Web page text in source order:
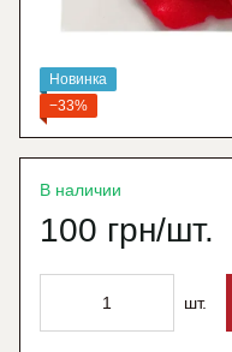
Новинка
−33%
В наличии
100 грн/шт.
шт.